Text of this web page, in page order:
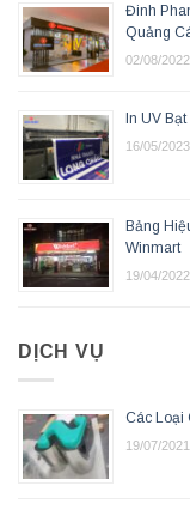
Đinh
Quảng
02/08/2022
In UV
16/05/2023
Bảng
Winmart
19/04/2022
DỊCH VỤ
Các Loại
19/07/2021